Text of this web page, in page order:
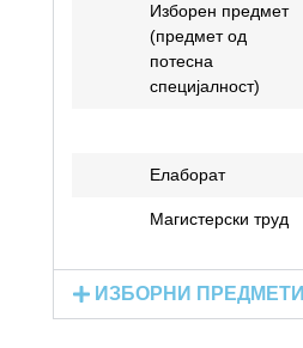
Изборен предмет
(предмет од
потесна
специјалност)
Елаборат
Магистерски труд
ИЗБОРНИ ПРЕДМЕТИ